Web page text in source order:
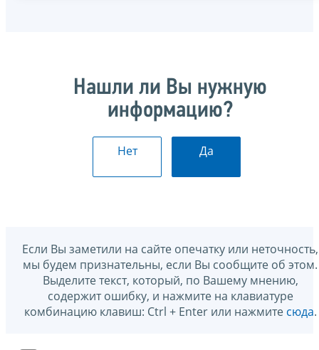
Нашли ли Вы нужную
информацию?
Нет Да
Если Вы заметили на сайте опечатку или неточность,
мы будем признательны, если Вы сообщите об этом.
Выделите текст, который, по Вашему мнению,
содержит ошибку, и нажмите на клавиатуре
комбинацию клавиш: Ctrl + Enter или нажмите сюда.